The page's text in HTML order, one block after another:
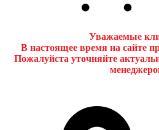
Уважаемые
В настоящее время на сайте
Пожалуйста уточняйте